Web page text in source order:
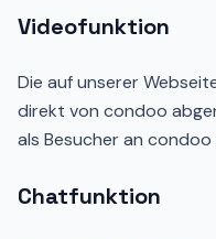
Videofunktion
Die auf unserer
direkt von condoo
als Besucher an
Chatfunktion